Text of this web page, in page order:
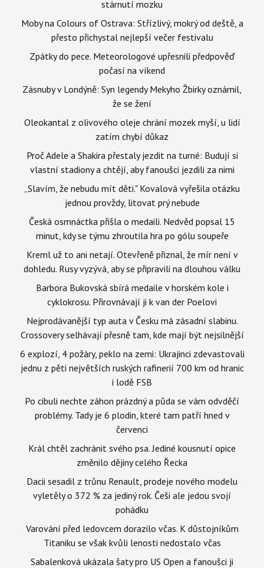
stárnutí mozku
Moby na Colours of Ostrava: Střízlivý, mokrý od deště, a
přesto přichystal nejlepší večer festivalu
Zpátky do pece. Meteorologové upřesnili předpověď
počasí na víkend
Zásnuby v Londýně: Syn legendy Mekyho Žbirky oznámil,
že se žení
Oleokantal z olivového oleje chrání mozek myší, u lidí
zatím chybí důkaz
Proč Adele a Shakira přestaly jezdit na turné: Budují si
vlastní stadiony a chtějí, aby fanoušci jezdili za nimi
„Slavím, že nebudu mít děti." Kovalová vyřešila otázku
jednou provždy, litovat prý nebude
Česká osmnáctka přišla o medaili. Nedvěd popsal 15
minut, kdy se týmu zhroutila hra po gólu soupeře
Kreml už to ani netají. Otevřeně přiznal, že mír není v
dohledu. Rusy vyzývá, aby se připravili na dlouhou válku
Barbora Bukovská sbírá medaile v horském kole i
cyklokrosu. Přirovnávají ji k van der Poelovi
Nejprodávanější typ auta v Česku má zásadní slabinu.
Crossovery selhávají přesně tam, kde mají být nejsilnější
6 explozí, 4 požáry, peklo na zemi: Ukrajinci zdevastovali
jednu z pěti největších ruských rafinerií 700 km od hranic
i lodě FSB
Po cibuli nechte záhon prázdný a půda se vám odvděčí
problémy. Tady je 6 plodin, které tam patří hned v
červenci
Král chtěl zachránit svého psa. Jediné kousnutí opice
změnilo dějiny celého Řecka
Dacii sesadil z trůnu Renault, prodeje nového modelu
vyletěly o 372 % za jediný rok. Češi ale jedou svojí
pohádku
Varování před ledovcem dorazilo včas. K důstojníkům
Titaniku se však kvůli lenosti nedostalo včas
Sabalenková ukázala šaty pro US Open a fanoušci ji